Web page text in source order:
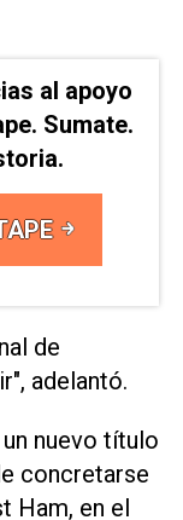
al apoyo
Sumate.
de
adelantó.
nuevo título
concretarse
Ham, en el